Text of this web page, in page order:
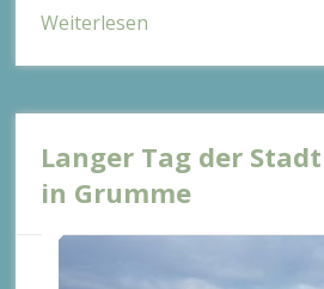
Weiterlesen
Langer Tag der
in Grumme